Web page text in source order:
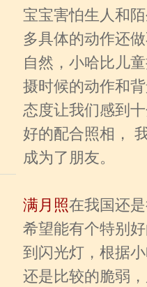
宝宝害怕生人和
多具体的动作还
自然，小哈比儿
摄时候的动作和
态度让我们感到
好的配合照相，
成为了朋友。
满月照在我国还
希望能有个特别
到闪光灯，根据
还是比较的脆弱